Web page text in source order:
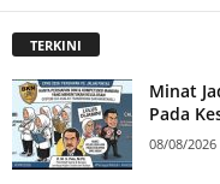
TERKINI
Minat
Pada
08/08/2026